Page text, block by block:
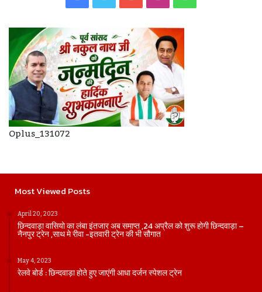
Oplus_131072
Most Viewed Posts
April 20, 2023
छिन्दवाड़ा वासियो का लंबा इंतजार अब समाप्त ,24 अप्रैल को शुरू होगी छिन्दवाड़ा –
नैनपुर ट्रेन ,साथ मे रीवा -इतवारी ट्रेन की भी सौगात
May 4, 2023
रेलवे बोर्ड : छिन्दवाड़ा होते हुए जाएंगी आधा दर्जन स्पेशल ट्रेन